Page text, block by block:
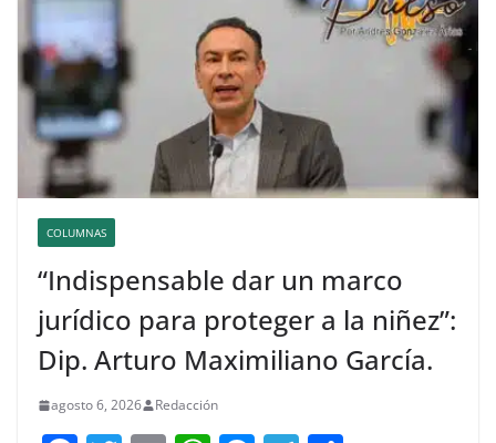
COLUMNAS
“Indispensable dar un marco
jurídico para proteger a la niñez”:
Dip. Arturo Maximiliano García.
agosto 6, 2026 Redacción